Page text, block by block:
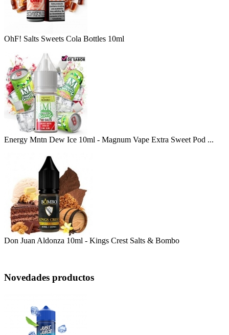
OhF! Salts Sweets Cola Bottles 10ml
Energy Mntn Dew Ice 10ml - Magnum Vape Extra Sweet Pod ...
Don Juan Aldonza 10ml - Kings Crest Salts & Bombo
Novedades productos